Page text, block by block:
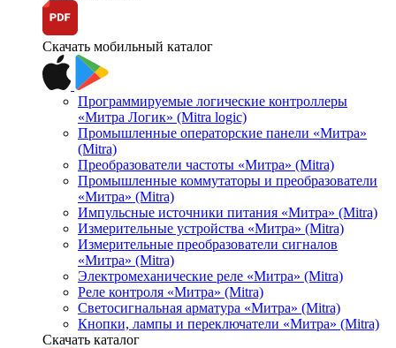
Скачать мобильный каталог
Программируемые логические контроллеры
«Митра Логик» (Mitra logic)
Промышленные операторские панели «Митра»
(Mitra)
Преобразователи частоты «Митра» (Mitra)
Промышленные коммутаторы и преобразователи
«Митра» (Mitra)
Импульсные источники питания «Митра» (Mitra)
Измерительные устройства «Митра» (Mitra)
Измерительные преобразователи сигналов
«Митра» (Mitra)
Электромеханические реле «Митра» (Mitra)
Реле контроля «Митра» (Mitra)
Светосигнальная арматура «Митра» (Mitra)
Кнопки, лампы и переключатели «Митра» (Mitra)
Скачать каталог